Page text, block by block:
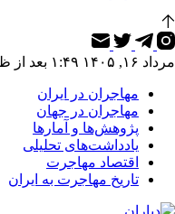
مرداد ۱۶, ۱۴۰۵ ۱:۴۹ بعد از ظهر
مهاجران در ایران
مهاجران در جهان
پژوهش‌ها و آمارها
یادداشت‌های تحلیلی
اقتصاد مهاجرت
تاریخ مهاجرت به ایران